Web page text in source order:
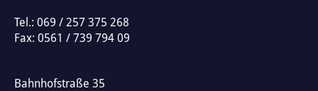
Tel.: 069 / 257 375 268
Fax: 0561 / 739 794 09
Bahnhofstraße 35